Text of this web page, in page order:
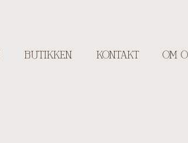
BUTIKKEN KONTAKT OM